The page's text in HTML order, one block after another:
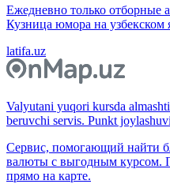
Ежедневно только отборные
Кузница юмора на узбекском
latifa.uz
Valyutani yuqori kursda
beruvchi servis. Punkt
Сервис, помогающий найти
валюты с выгодным курсом.
прямо на карте.